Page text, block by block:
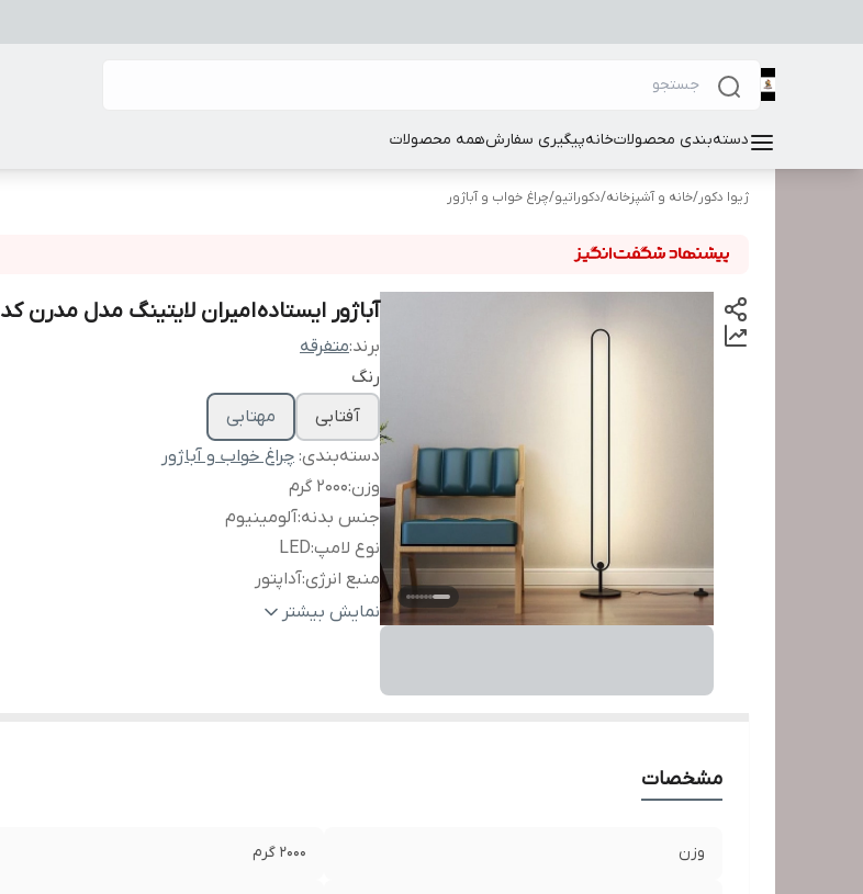
دسته‌بندی محصولاتخانهپیگیری سفارشهمه محصولات
ژیوا دکور/خانه و آشپزخانه/دکوراتیو/چراغ خواب و آباژور
آباژور ایستاده امیران لایتینگ مدل مدرن کد SB130
برند:متفرقه
رنگ
آفتابی
مهتابی
دسته‌بندی: چراغ خواب و آباژور
وزن:2000 گرم
جنس بدنه:آلومینیوم
نوع لامپ:
LED
منبع انرژی:آداپتور
طول سیم:200 سانتی متر
نمایش بیشتر
مشخصات
وزن 2000 گرم